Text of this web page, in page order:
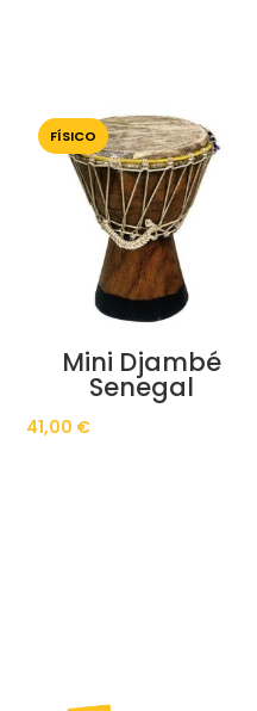
FÍSICO
Mini Djambé
Senegal
41,00 €